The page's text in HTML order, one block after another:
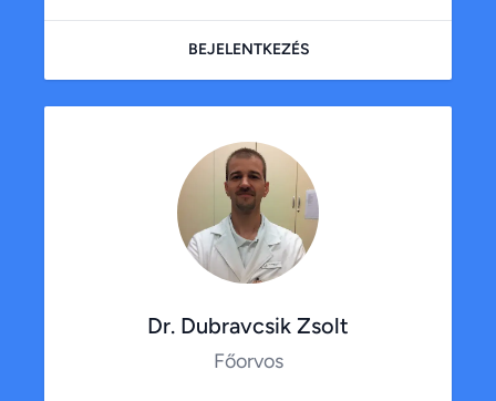
BEJELENTKEZÉS
Dr. Dubravcsik Zsolt
Főorvos